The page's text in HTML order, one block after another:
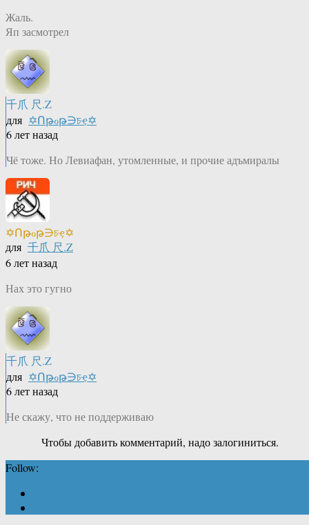
Жаль.
Яп засмотрел
千爪 尺.Z
для ✡Ոթℴթ∋চҿ✡
6 лет назад
Чё тоже. Но Левиафан, утомленные, и прочие адъмиралы
✡Ոթℴթ∋চҿ✡
для 千爪 尺.Z
6 лет назад
Нах это гугно
千爪 尺.Z
для ✡Ոթℴթ∋চҿ✡
6 лет назад
Не скажу, что не поддерживаю
Чтобы добавить комментарий, надо залогиниться.
Follow: